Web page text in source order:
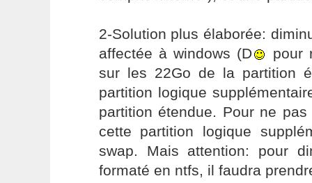
2-Solution plus élaborée:
affectée à windows (D
pour
sur les 22Go de la partition
partition logique
partition étendue. Pour ne
cette partition logique
swap. Mais attention: pour
formaté en ntfs, il faudra